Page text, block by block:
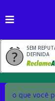
SEM
DEFINIDA